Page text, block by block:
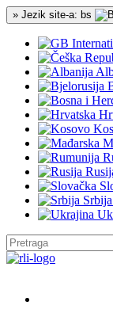
» Jezik site-a: bs